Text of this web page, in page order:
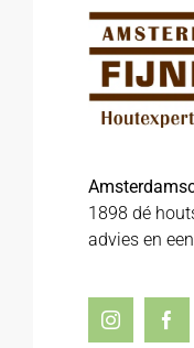
1898 dé
advies en